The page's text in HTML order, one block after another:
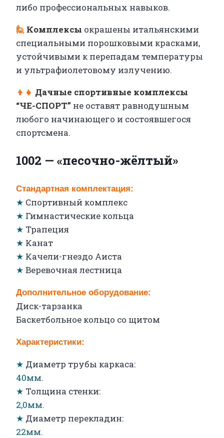
либо профессиональных навыков.
🙋 Комплексы окрашены итальянскими
специальными порошковыми красками,
устойчивыми к перепадам температуры
и ультрафиолетовому излучению.
👦👧 Дачные спортивные комплексы
“ЧЕ-СПОРТ” не оставят равнодушным
любого начинающего и состоявшегося
спортсмена.
1002 — «песочно-жёлтый»
Стандартная комплектация:
★ Спортивный комплекс
★ Гимнастические кольца
★ Трапеция
★ Канат
★ Качели-гнездо Аиста
★ Веревочная лестница
Дополнительное оборудование:
Диск-тарзанка
Баскетбольное кольцо со щитом
Характеристики:
★ Диаметр трубы каркаса:
40мм.
★ Толщина стенки:
2,0мм.
★ Диаметр перекладин:
22мм.